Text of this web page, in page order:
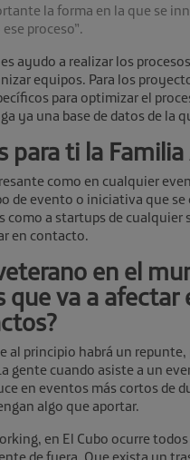
la forma en la que se
proceso”.
ayudo a realizar los
equipos. Para los
para optimizar el
ya una base de datos de la
para ti la Familia
como en cualquier
de evento o iniciativa que
como a startups de
en contacto.
en el
que va a
al principio habrá un
gente cuando asiste a un
en eventos más cortos de
algo que aportar.
en El Cubo ocurre
de fuera. Que exista un